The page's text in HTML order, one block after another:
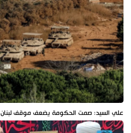
علي السيد: صمت الحكومة يضعف موقف لبنان